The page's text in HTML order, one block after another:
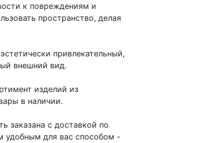
к повреждениям и
пространство, делая
привлекательный,
внешний вид.
изделий из
в наличии.
заказана с доставкой по
удобным для вас способом -